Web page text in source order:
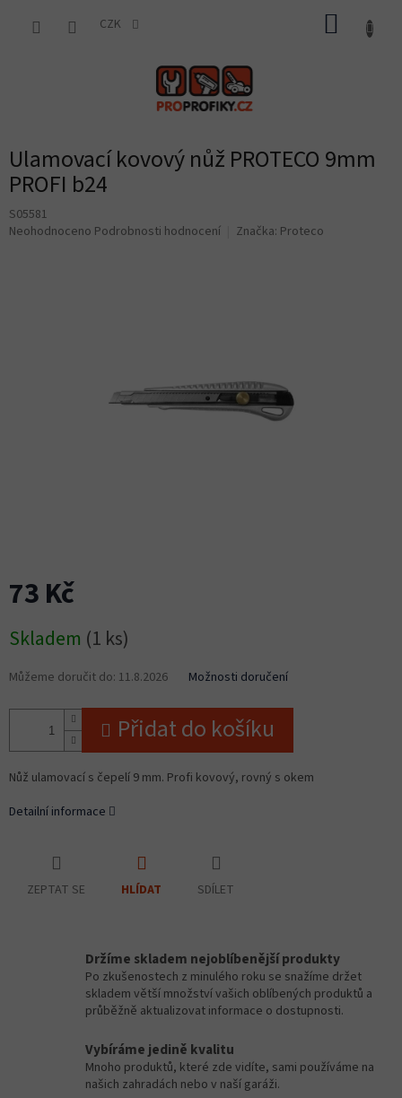
CZK
Ulamovací kovový nůž PROTECO 9mm
PROFI b24
S05581
Průměrné
Neohodnoceno Podrobnosti hodnocení Značka: Proteco
73 Kč
cena:
Skladem (1 ks)
Můžeme doručit do: 11.8.2026 Možnosti doručení
Přidat do košíku
Nůž ulamovací s čepelí 9 mm. Profi kovový, rovný s okem
Detailní informace
ZEPTAT SE HLÍDAT SDÍLET
Držíme skladem nejoblíbenější produkty
Po zkušenostech z minulého roku se snažíme držet
skladem větší množství vašich oblíbených produktů a
průběžně aktualizovat informace o dostupnosti.
Vybíráme jedině kvalitu
Mnoho produktů, které zde vidíte, sami používáme na
našich zahradách nebo v naší garáži.